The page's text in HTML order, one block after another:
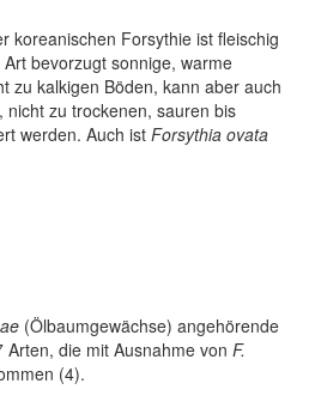
koreanischen Forsythie ist fleischig
bevorzugt sonnige, warme
zu kalkigen Böden, kann aber auch
zu trockenen, sauren bis
werden. Auch ist Forsythia ovata
(Ölbaumgewächse) angehörende
Arten, die mit Ausnahme von F.
(4).